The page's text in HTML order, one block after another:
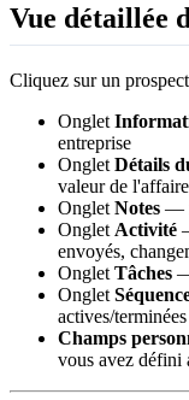
Vue détaillée
Cliquez sur un
Onglet
entreprise
Onglet Détails
valeur de
Onglet Notes —
Onglet Activité
envoyés,
Onglet Tâches
Onglet
actives/terminées
Champs
vous avez défini